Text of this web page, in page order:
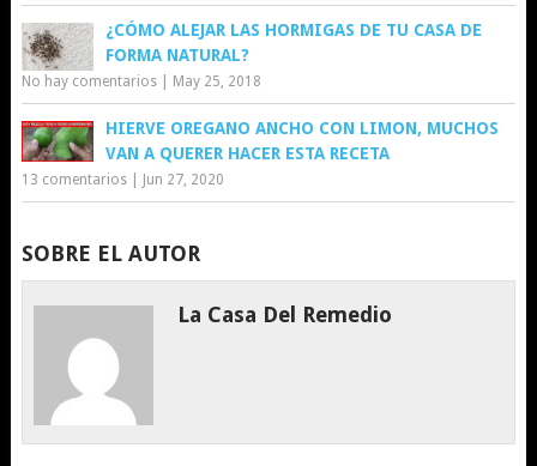
¿CÓMO ALEJAR LAS HORMIGAS DE TU CASA DE
FORMA NATURAL?
No hay comentarios| May 25, 2018
HIERVE OREGANO ANCHO CON LIMON, MUCHOS
VAN A QUERER HACER ESTA RECETA
13 comentarios| Jun 27, 2020
SOBRE EL AUTOR
La Casa Del Remedio